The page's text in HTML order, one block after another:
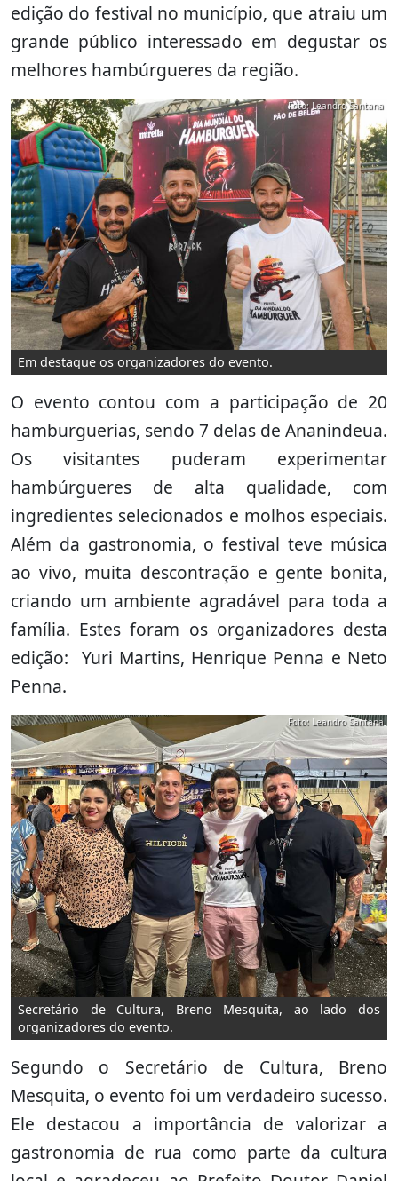
edição do festival no município, que atraiu um
grande público interessado em degustar os
melhores hambúrgueres da região.
Em destaque os organizadores do evento.
Foto: Leandro Santana
O evento contou com a participação de 20
hamburguerias, sendo 7 delas de Ananindeua.
Os visitantes puderam experimentar
hambúrgueres de alta qualidade, com
ingredientes selecionados e molhos especiais.
Além da gastronomia, o festival teve música
ao vivo, muita descontração e gente bonita,
criando um ambiente agradável para toda a
família. Estes foram os organizadores desta
edição: Yuri Martins, Henrique Penna e Neto
Penna.
Secretário de Cultura, Breno Mesquita, ao lado dos
organizadores do evento.
Foto: Leandro Santana
Segundo o Secretário de Cultura, Breno
Mesquita, o evento foi um verdadeiro sucesso.
Ele destacou a importância de valorizar a
gastronomia de rua como parte da cultura